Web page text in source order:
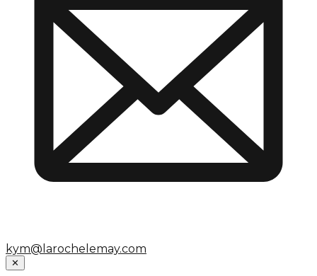
kym@larochelemay.com
Close
✕